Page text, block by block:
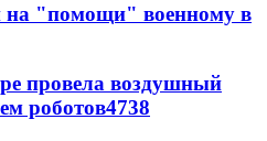
"помощи" военному в
провела воздушный
роботов4738